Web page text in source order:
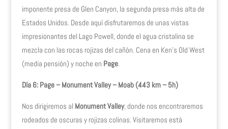
imponente presa de Glen Canyon, la segunda presa más alta de
Estados Unidos. Desde aquí disfrutaremos de unas vistas
impresionantes del Lago Powell, donde el agua cristalina se
mezcla con las rocas rojizas del cañón. Cena en Ken’s Old West
(media pensión) y noche en Page.
Día 6: Page – Monument Valley – Moab (443 km – 5h)
Nos dirigiremos al Monument Valley, donde nos encontraremos
rodeados de oscuras y rojizas colinas. Visitaremos está